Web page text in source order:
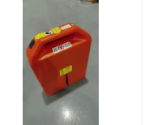
منتجات
معلومات عنا